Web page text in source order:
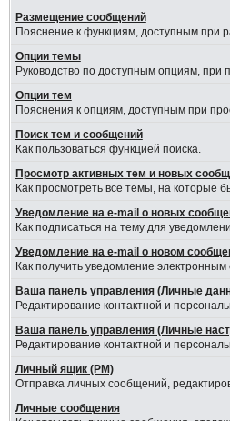
Размещение сообщений
Пояснение к функциям, доступным
Опции темы
Руководство по доступным опциям, при
Опции тем
Пояснения к опциям, доступным при
Поиск тем и сообщений
Как пользоваться функцией поиска.
Просмотр активных тем и новых
Как просмотреть все темы, на которые
Уведомление на e-mail о новых
Как подписаться на тему для
Уведомление на е-mail о новом
Как получить уведомление
Ваша панель управления (Личные
Редактирование контактной и
Ваша панель управления (Личные
Редактирование контактной и
Личный ящик (PM)
Отправка личных сообщений,
Личные сообщения